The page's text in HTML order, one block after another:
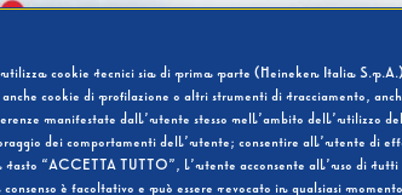
utilizza cookie tecnici sia di prima parte (Heineken Italia
cookie di profilazione o altri strumenti di tracciamento,
manifestate dall’utente stesso nell’ambito dell’utilizzo
dei comportamenti dell’utente; consentire all’utente di
tasto “ACCETTA TUTTO”, l’utente acconsente all’uso di
è facoltativo e può essere revocato in qualsiasi